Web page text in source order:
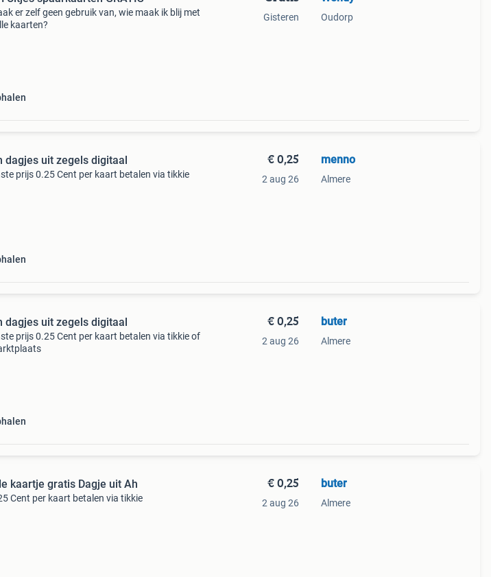
er zelf geen gebruik van, wie maak ik blij met
kaarten?
Gisteren Oudorp
dagjes uit zegels digitaal
prijs 0.25 Cent per kaart betalen via tikkie
€ 0,25
2 aug 26
menno
Almere
dagjes uit zegels digitaal
prijs 0.25 Cent per kaart betalen via tikkie of
€ 0,25
2 aug 26
buter
Almere
kaartje gratis Dagje uit Ah
Cent per kaart betalen via tikkie
€ 0,25
2 aug 26
buter
Almere